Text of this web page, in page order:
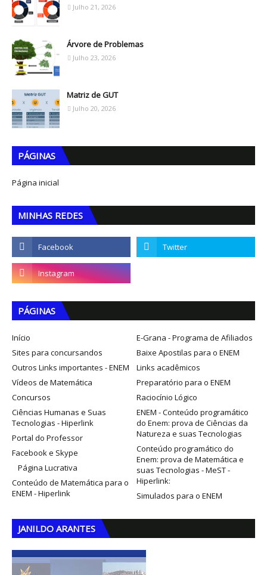
Julho 21, 2026
Árvore de Problemas
Julho 23, 2026
Matriz de GUT
Julho 20, 2026
PÁGINAS
Página inicial
MINHAS REDES
PÁGINAS
Início
E-Grana - Programa de Afiliados
Sites para concursandos
Baixe Apostilas para o ENEM
Outros Links importantes - ENEM
Links acadêmicos
Vídeos de Matemática
Preparatório para o ENEM
Concursos
Raciocínio Lógico
Ciências Humanas e Suas
Tecnologias - Hiperlink
ENEM - Conteúdo programático
do Enem: prova de Ciências da
Natureza e suas Tecnologias
Portal do Professor
Conteúdo programático do
Enem: prova de Matemática e
suas Tecnologias - MeST -
Hiperlink:
Facebook e Skype
Página Lucrativa
Conteúdo de Matemática para o
ENEM - Hiperlink
Simulados para o ENEM
JANILDO ARANTES